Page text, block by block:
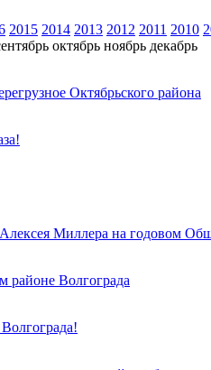
2015 2014 2013 2012 2011 2010
октябрь ноябрь декабрь
Октябрьского района
Миллера на годовом
районе Волгограда